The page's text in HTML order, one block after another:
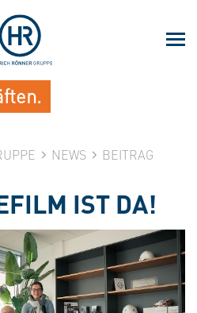
NEWS BEITRAG
IST DA!